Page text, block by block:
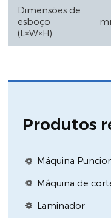
Dimensões de
esboço
(L×W×H)
Produtos
Máquina
Máquina de
Laminador